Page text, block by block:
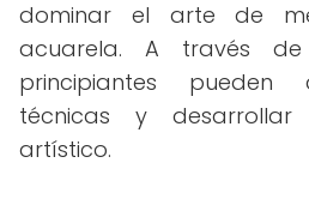
dominar el arte de
acuarela. A través
principiantes pueden
técnicas y
artístico.